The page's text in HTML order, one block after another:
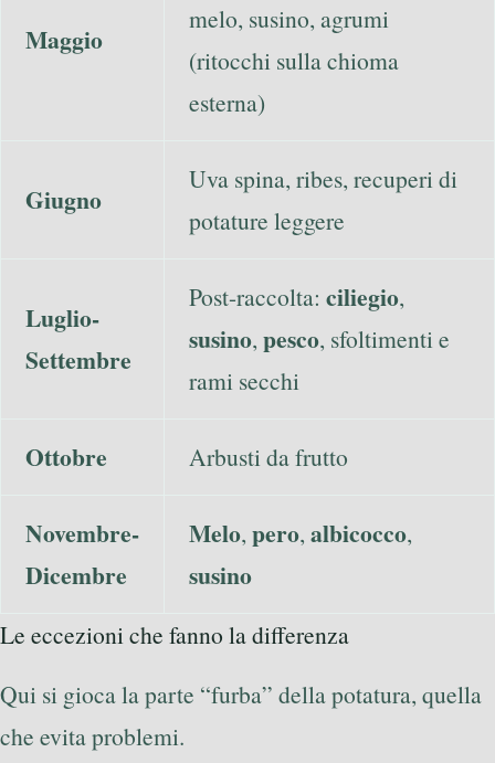
Maggio
melo, susino, agrumi
(ritocchi sulla chioma
esterna)
Giugno
Uva spina, ribes, recuperi di
potature leggere
Luglio-
Settembre
Post-raccolta: ciliegio,
susino, pesco, sfoltimenti e
rami secchi
Ottobre Arbusti da frutto
Novembre-
Dicembre
Melo, pero, albicocco,
susino
Le eccezioni che fanno la differenza
Qui si gioca la parte “furba” della potatura, quella
che evita problemi.